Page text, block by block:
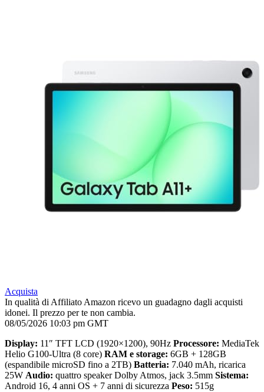
Acquista
In qualità di Affiliato Amazon ricevo un guadagno dagli acquisti
idonei. Il prezzo per te non cambia.
08/05/2026 10:03 pm GMT
Display: 11″ TFT LCD (1920×1200), 90Hz Processore: MediaTek
Helio G100-Ultra (8 core) RAM e storage: 6GB + 128GB
(espandibile microSD fino a 2TB) Batteria: 7.040 mAh, ricarica
25W Audio: quattro speaker Dolby Atmos, jack 3.5mm Sistema:
Android 16, 4 anni OS + 7 anni di sicurezza Peso: 515g